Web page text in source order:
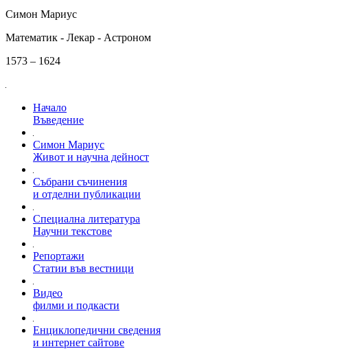
Симон Мариус
Математик - Лекар - Астроном
1573 – 1624
Начало
Въведение
Симон Мариус
Живот и научна дейност
Събрани съчинения
и отделни публикации
Специална литература
Научни текстове
Репортажи
Статии във вестници
Видео
филми и подкасти
Енциклопедични сведения
и интернет сайтове